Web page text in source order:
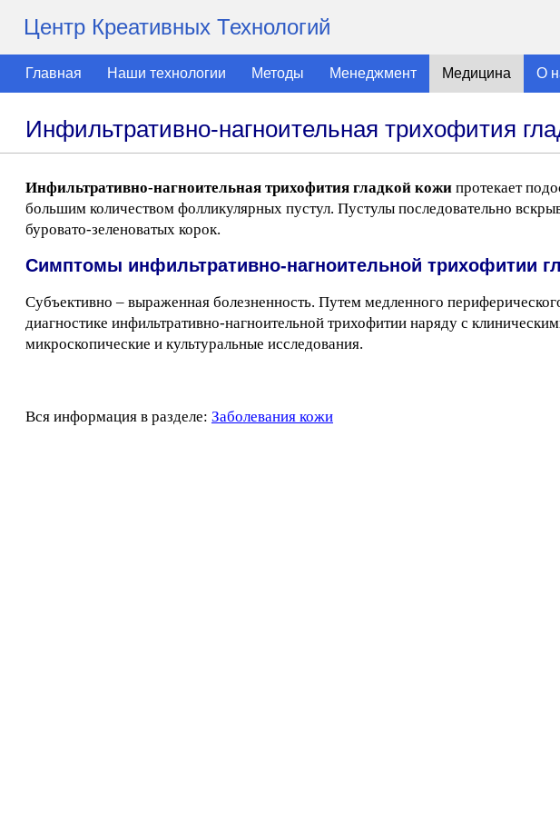
Центр Креативных Технологий
Главная Наши технологии Методы Менеджмент Медицина О
Инфильтративно-нагноительная трихофития
Инфильтративно-нагноительная трихофития гладкой кожи протекает
большим количеством фолликулярных пустул. Пустулы последовательно
буровато-зеленоватых корок.
Симптомы инфильтративно-нагноительной трихофитии
Субъективно – выраженная болезненность. Путем медленного
диагностике инфильтративно-нагноительной трихофитии наряду с
микроскопические и культуральные исследования.
Вся информация в разделе: Заболевания кожи